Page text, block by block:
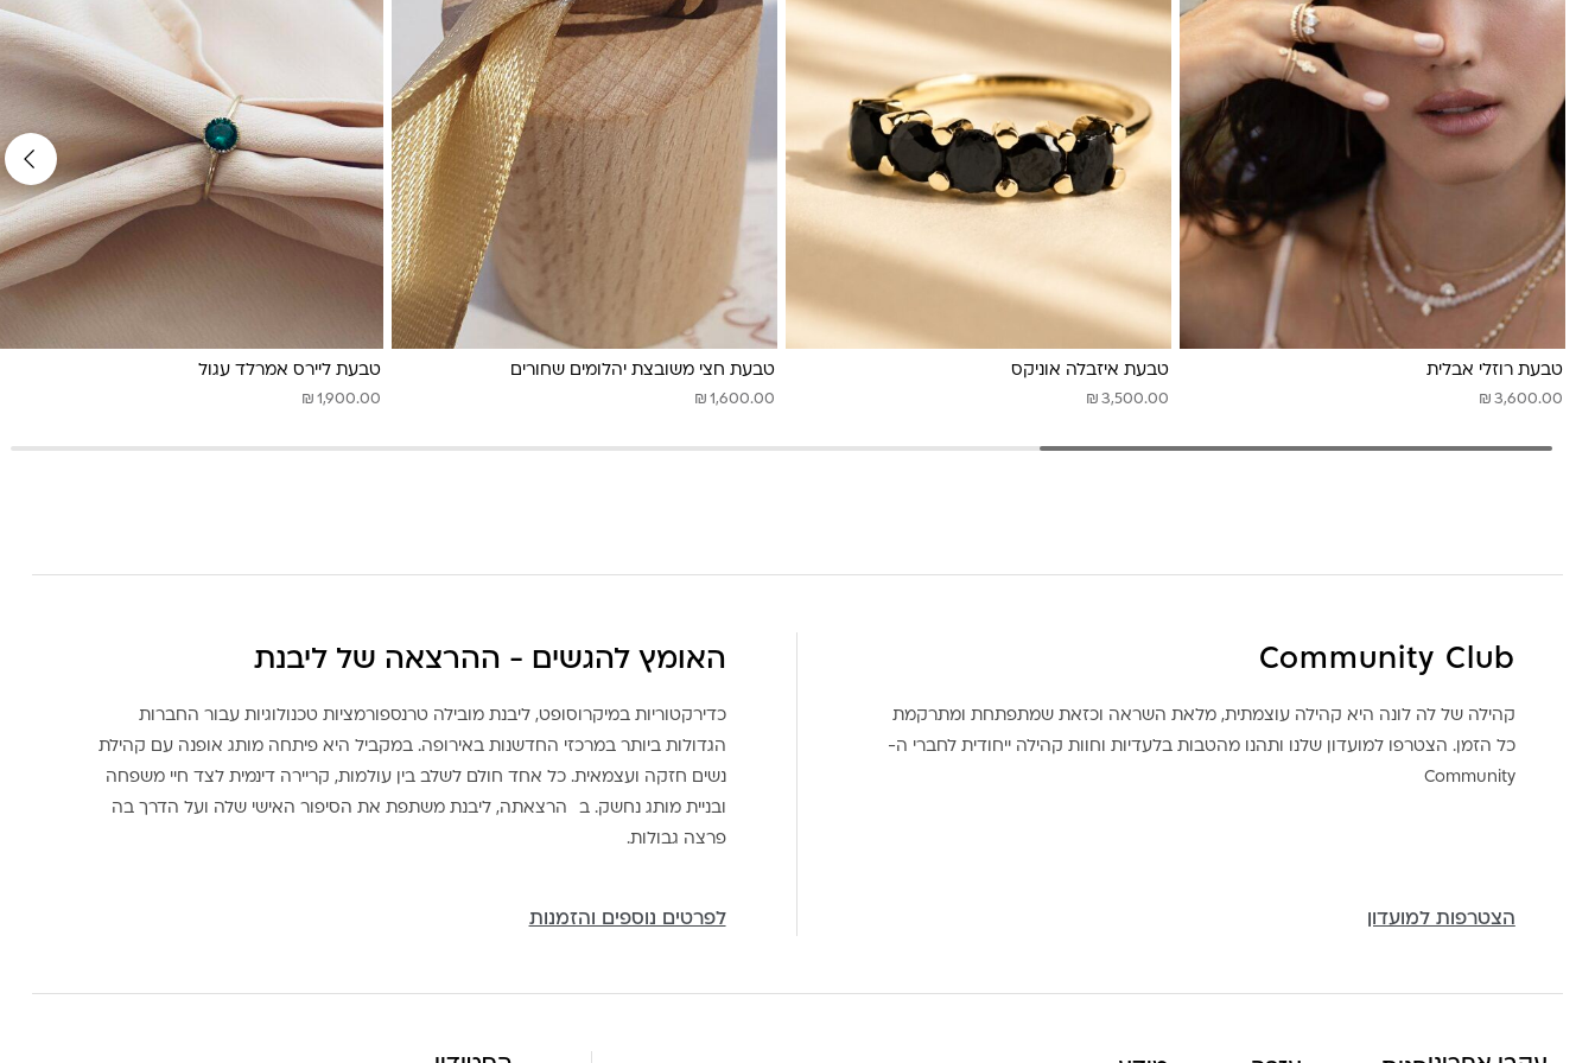
טבעת רוזלי אבלית
₪ 3,600.00
טבעת איזבלה אוניקס
₪ 3,500.00
טבעת חצי משובצת יהלומים שחורים
₪ 1,600.00
טבעת ליירס אמרלד עגול
₪ 1,900.00
Community Club
קהילה של לה לונה היא קהילה עוצמתית, מלאת השראה וכזאת שמתפתחת ומתרקמת
כל הזמן. הצטרפו למועדון שלנו ותהנו מהטבות בלעדיות וחוות קהילה ייחודית לחברי ה-
Community
הצטרפות למועדון
האומץ להגשים - ההרצאה של ליבנת
כדירקטוריות במיקרוסופט, ליבנת מובילה טרנספורמציות טכנולוגיות עבור החברות
הגדולות ביותר במרכזי החדשנות באירופה. במקביל היא פיתחה מותג אופנה עם קהילת
נשים חזקה ועצמאית. כל אחד חולם לשלב בין עולמות, קריירה דינמית לצד חיי משפחה
ובניית מותג נחשק. ב הרצאתה, ליבנת משתפת את הסיפור האישי שלה ועל הדרך בה
פרצה גבולות.
לפרטים נוספים והזמנות